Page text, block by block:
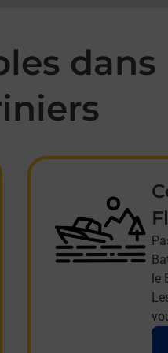
dans
le